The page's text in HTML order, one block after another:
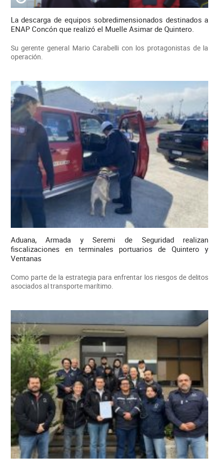
La descarga de equipos sobredimensionados destinados a
ENAP Concón que realizó el Muelle Asimar de Quintero.
Su gerente general Mario Carabelli con los protagonistas de la
operación.
Aduana, Armada y Seremi de Seguridad realizan
fiscalizaciones en terminales portuarios de Quintero y
Ventanas
Como parte de la estrategia para enfrentar los riesgos de delitos
asociados al transporte marítimo.